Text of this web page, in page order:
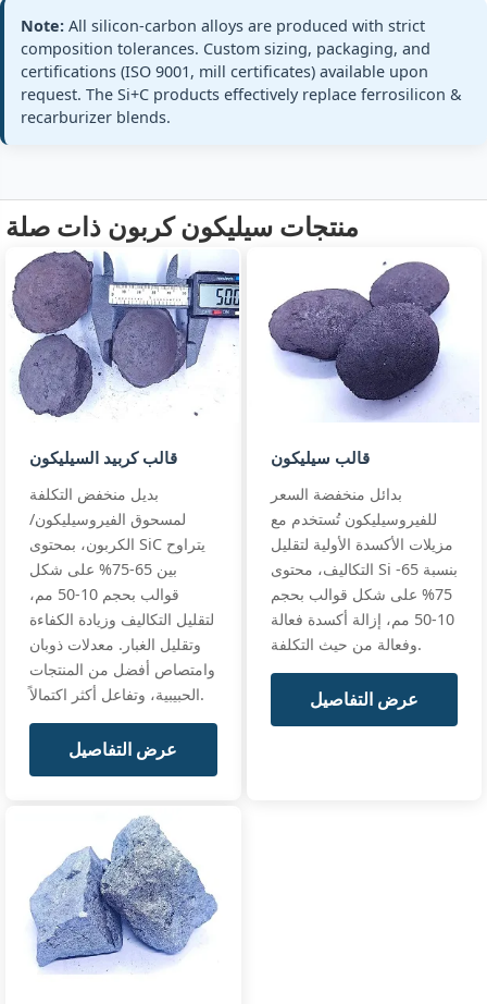
powder
Silicon
Carbon
Si:
55% min (54‑57%)
C:
20% ±1%
0‑8mm powder
powder spec
S55C20
custom
foundry
powder
Silicon
Carbon
40/20
Si40 C20 ·
0‑8mm
Si:
40% min (39‑42%)
C:
20% ±1%
Size:
0‑8mm (bulk)
full data
economy
custom blend
standards
Note: All silicon‑carbon alloys are produced with strict
composition tolerances. Custom sizing, packaging, and
certifications (ISO 9001, mill certificates) available upon
request. The Si+C products effectively replace ferrosilicon &
recarburizer blends.
منتجات سيليكون كربون ذات صلة
قالب كربيد السيليكون
بديل منخفض التكلفة
لمسحوق الفيروسيليكون/
الكربون، بمحتوى SiC يتراوح
بين 65-75% على شكل
قوالب بحجم 10-50 مم،
لتقليل التكاليف وزيادة الكفاءة
وتقليل الغبار. معدلات ذوبان
وامتصاص أفضل من المنتجات
الحبيبية، وتفاعل أكثر اكتمالاً.
عرض التفاصيل
قالب سيليكون
بدائل منخفضة السعر
للفيروسيليكون تُستخدم مع
مزيلات الأكسدة الأولية لتقليل
التكاليف، محتوى Si بنسبة 65-
75% على شكل قوالب بحجم
10-50 مم، إزالة أكسدة فعالة
وفعالة من حيث التكلفة.
عرض التفاصيل